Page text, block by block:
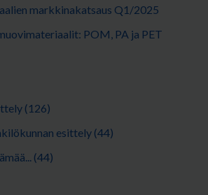
markkinakatsaus Q1/2025
POM, PA ja PET
(126)
esittely (44)
(44)